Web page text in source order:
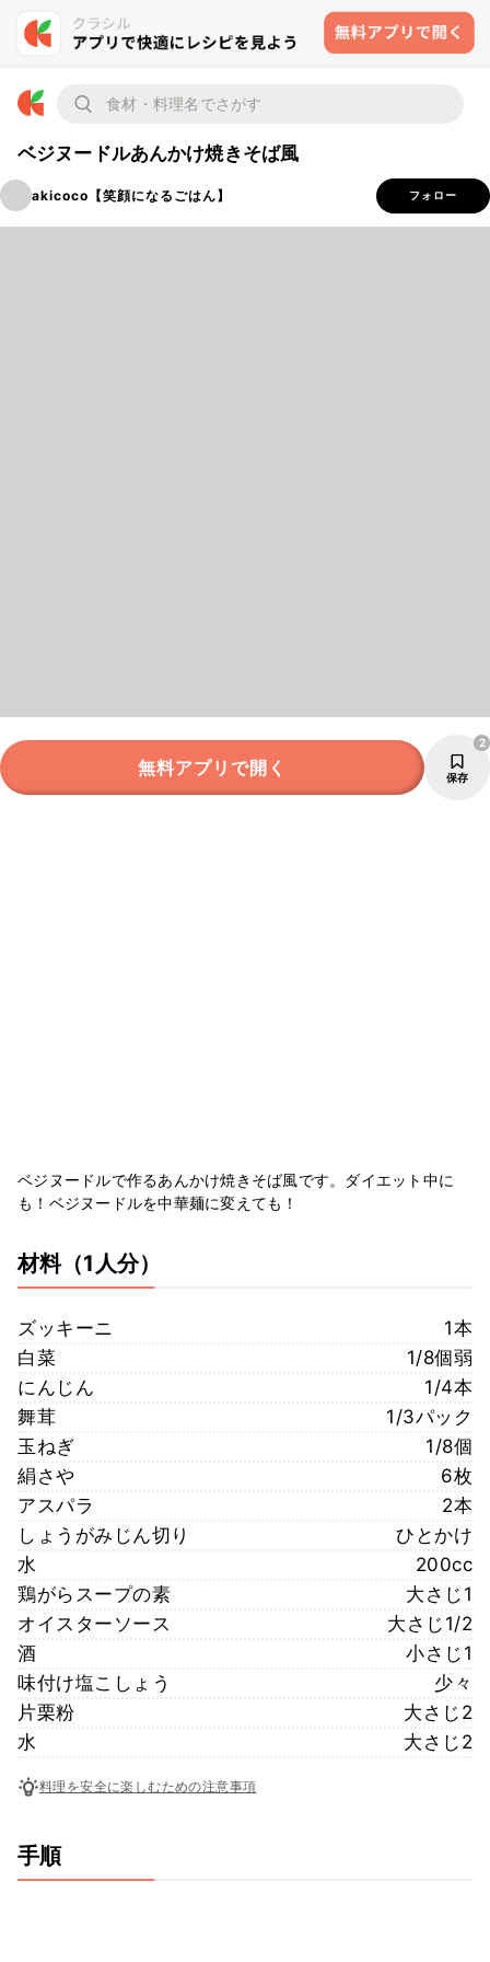
ベジヌードルあんかけ焼きそば風
akicoco【笑顔になるごはん】 フォロー
無料アプリで開く 保存
2
ベジヌードルで作るあんかけ焼きそば風です。ダイエット中に
も！ベジヌードルを中華麺に変えても！
材料（1人分）
ズッキーニ
1本
白菜
1/8個弱
にんじん
1/4本
舞茸
1/3パック
玉ねぎ
1/8個
絹さや
6枚
アスパラ
2本
しょうがみじん切り
ひとかけ
水
200cc
鶏がらスープの素
大さじ1
オイスターソース
大さじ1/2
酒
小さじ1
味付け塩こしょう
少々
片栗粉
大さじ2
水
大さじ2
料理を安全に楽しむための注意事項
手順